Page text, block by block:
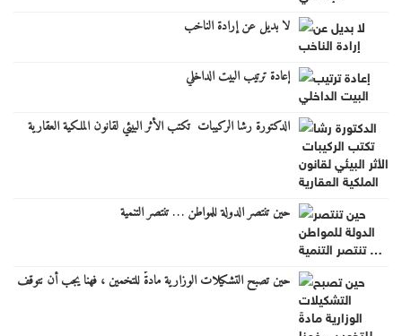
لا بديل عن إرادة الناخب
‏إعادة ترتيب البيت الداخلي
الدكتورة رشا الركيبات ‏‎ ‎تكتب الأثر البيئي لقانون الملكية العقارية
حين تنتصر الدولة للمواطن … تنتصر التنمية
حين تصبح التشكيلات الوزارية مادةً للتخمين ، فهنا يجب أن نتوقف